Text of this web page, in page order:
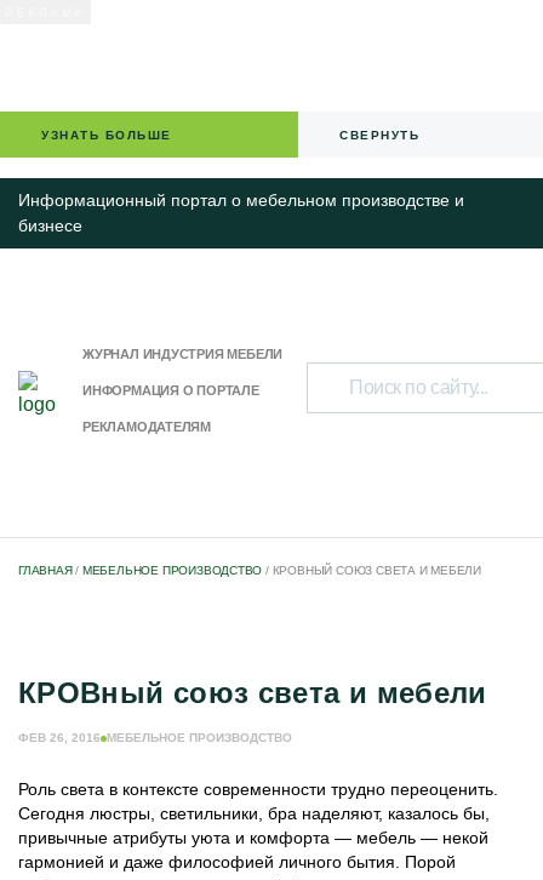
УЗНАТЬ БОЛЬШЕ СВЕРНУТЬ
Информационный портал о мебельном производстве и
бизнесе
ЖУРНАЛ ИНДУСТРИЯ МЕБЕЛИ
ИНФОРМАЦИЯ О ПОРТАЛЕ
РЕКЛАМОДАТЕЛЯМ
ГЛАВНАЯ/ МЕБЕЛЬНОЕ ПРОИЗВОДСТВО / КРОВНЫЙ СОЮЗ СВЕТА И МЕБЕЛИ
КРОВный союз света и мебели
ФЕВ 26, 2016 МЕБЕЛЬНОЕ ПРОИЗВОДСТВО
Роль света в контексте современности трудно переоценить.
Сегодня люстры, светильники, бра наделяют, казалось бы,
привычные атрибуты уюта и комфорта — мебель — некой
гармонией и даже философией личного бытия. Порой